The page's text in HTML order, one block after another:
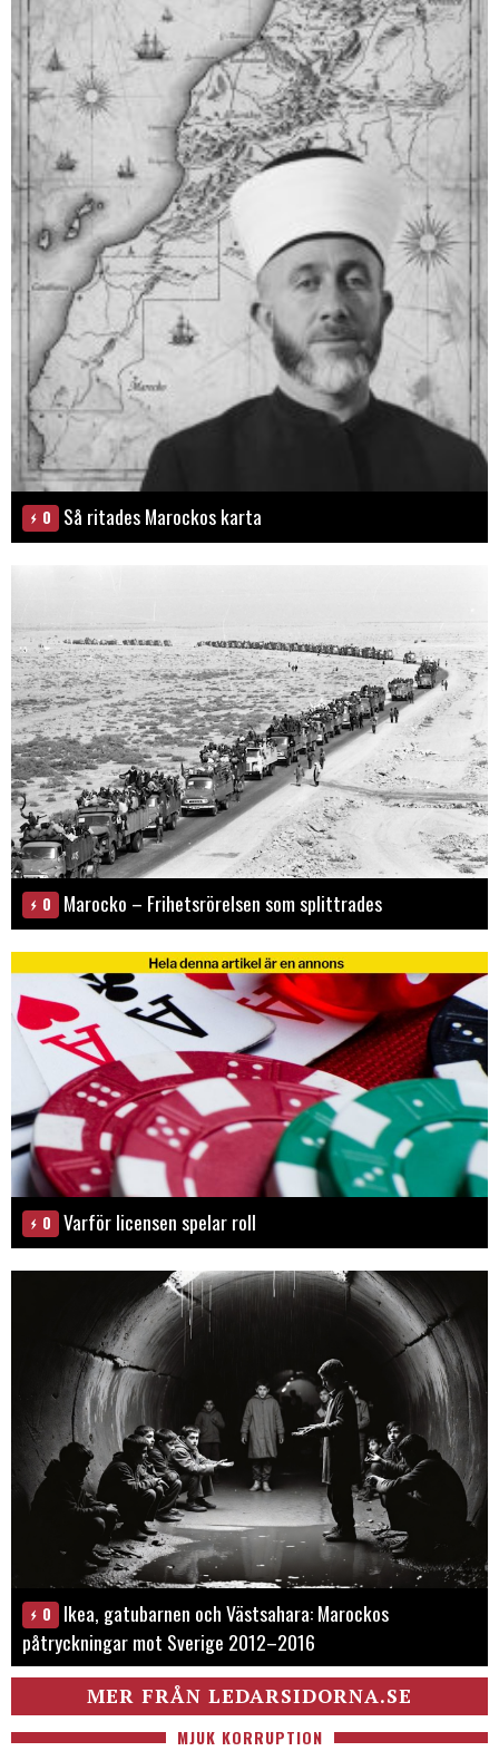
0 Så ritades Marockos karta
0 Marocko – Frihetsrörelsen som splittrades
0 Varför licensen spelar roll
0
Ikea, gatubarnen och Västsahara: Marockos
påtryckningar mot Sverige 2012–2016
MER FRÅN LEDARSIDORNA.SE
MJUK KORRUPTION